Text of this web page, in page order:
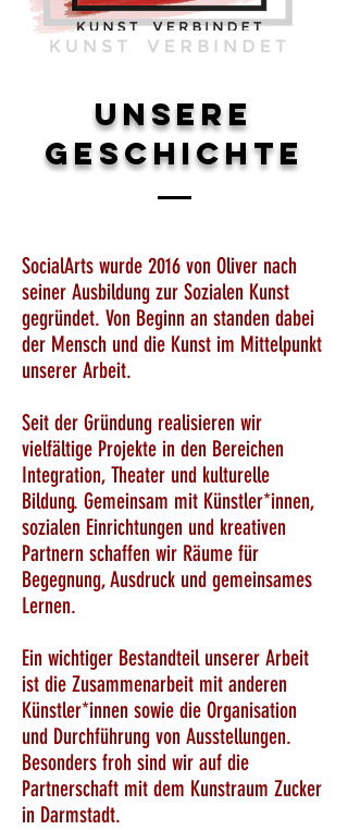
Unsere
Geschichte
SocialArts wurde 2016 von Oliver nach
seiner Ausbildung zur Sozialen Kunst
gegründet. Von Beginn an standen dabei
der Mensch und die Kunst im Mittelpunkt
unserer Arbeit.
Seit der Gründung realisieren wir
vielfältige Projekte in den Bereichen
Integration, Theater und kulturelle
Bildung. Gemeinsam mit Künstler*innen,
sozialen Einrichtungen und kreativen
Partnern schaffen wir Räume für
Begegnung, Ausdruck und gemeinsames
Lernen.
Ein wichtiger Bestandteil unserer Arbeit
ist die Zusammenarbeit mit anderen
Künstler*innen sowie die Organisation
und Durchführung von Ausstellungen.
Besonders froh sind wir auf die
Partnerschaft mit dem Kunstraum Zucker
in Darmstadt.